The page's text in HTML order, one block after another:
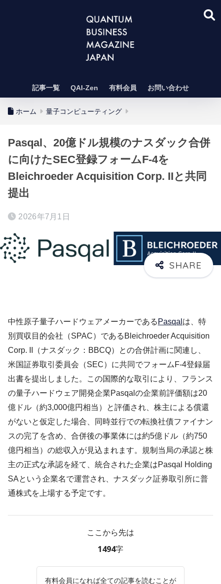
記事一覧 QAI-Zen 有料会員 お問い合わせ
ホーム 量子コンピューティング
Pasqal、20億ドル規模のナスダック合併
に向けたSEC登録フォームF-4を
Bleichroeder Acquisition Corp. IIと共同
提出
2026年7月1日
中性原子量子ハードウェアメーカーである Pasqal は、特
別買収目的会社（SPAC）であるBleichroeder Acquisition
Corp. II（ナスダック：BBCQ）との合併計画に関連し、
米国証券取引委員会（SEC）に共同でフォームF-4登録届
出書を提出しました。この国際的な取引により、フランス
の量子ハードウェア開発企業Pasqalの企業前評価額は20
億ドル（約3,000億円相当）と評価され、株主による償還
がないと仮定した場合、同時並行での転換社債ファイナン
スの完了を含め、合併後の事業体には約5億ドル（約750
億円相当）の総収入が見込まれます。規制当局の承認と株
主の正式な承認を経て、統合された企業はPasqal Holding
SAという企業名で運営され、ナスダック証券取引所に普
通株式を上場する予定です。
ここから先は
1494字
有料会員になれば全ての記事を読むことが